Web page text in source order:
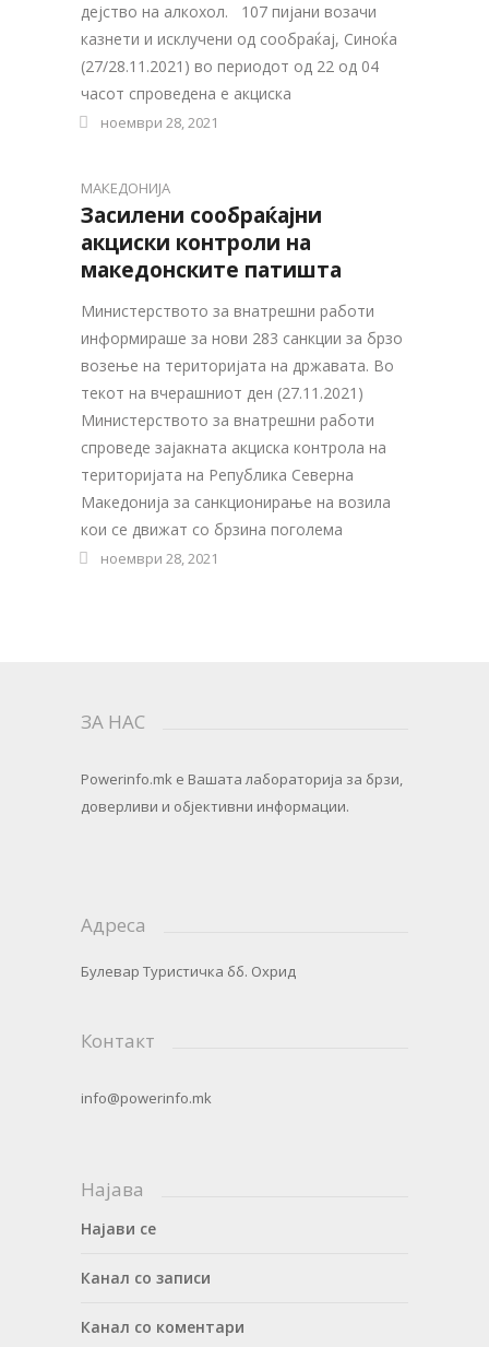
дејство на алкохол. 107 пијани возачи
казнети и исклучени од сообраќај, Синоќа
(27/28.11.2021) во периодот од 22 од 04
часот спроведена е акциска
ноември 28, 2021
МАКЕДОНИЈА
Засилени сообраќајни
акциски контроли на
македонските патишта
Министерството за внатрешни работи
информираше за нови 283 санкции за брзо
возење на територијата на државата. Во
текот на вчерашниот ден (27.11.2021)
Министерството за внатрешни работи
спроведе зајакната акциска контрола на
територијата на Република Северна
Македонија за санкционирање на возила
кои се движат со брзина поголема
ноември 28, 2021
ЗА НАС
Powerinfo.mk e Вашата лабораторија за брзи,
доверливи и објективни информации.
Адреса
Булевар Туристичка бб. Охрид
Контакт
info@powerinfo.mk
Најава
Најави се
Канал со записи
Канал со коментари